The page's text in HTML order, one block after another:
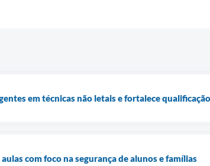
em técnicas não letais e fortalece
com foco na segurança de alunos e famílias